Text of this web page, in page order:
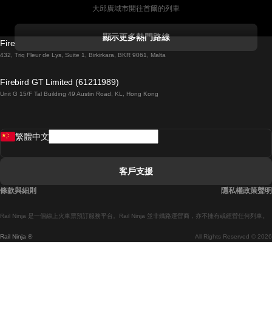
大邱廣域市開往首爾的列車
都柏林開往戈尔韦的列車
羅馬開往拿坡里的列車
顯示更多熱門路線
Firebird GT Limited (OC 1451)
432, Triq Fleur de Lys, Suite 1, Birkirkara, BKR 9061, Malta
Firebird GT Limited (61211989)
Unit G 15/F Tal Building 49 Austin Road, KL, Hong Kong
Rail Ninja ® All Rights Reserved © 2026
Rail Ninja 是一個線上火車票預訂服務平台。Rail Ninja 並非鐵路運營商，亦不擁有或經營任何列車。
繁體中文
客戶支援
條款與細則 隱私權政策聲明